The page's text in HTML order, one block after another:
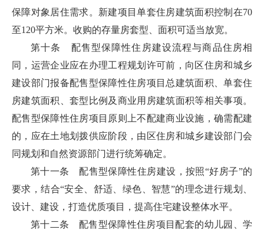
保障对象居住需求。新建项目单套住房建筑面积控制在70
至120平方米。收购的存量房套型、面积可适当放宽。
第十条 配售型保障性住房建设流程与商品住房相
同，运营企业应在办理工程规划许可前，向区住房和城乡
建设部门报备配售型保障性住房项目总建筑面积、单套住
房建筑面积、套型比例及商业用房建筑面积等相关事项。
配售型保障性住房项目原则上不配建商业设施，确需配建
的，应在土地划拨供应阶段，由区住房和城乡建设部门会
同规划和自然资源部门进行统筹确定。
第十一条 配售型保障性住房建设，按照“好房子”的
要求，结合“安全、舒适、绿色、智慧”的理念进行规划、
设计、建设，打造优质项目，提高住宅建设整体水平。
第十二条 配售型保障性住房项目配套的幼儿园、学